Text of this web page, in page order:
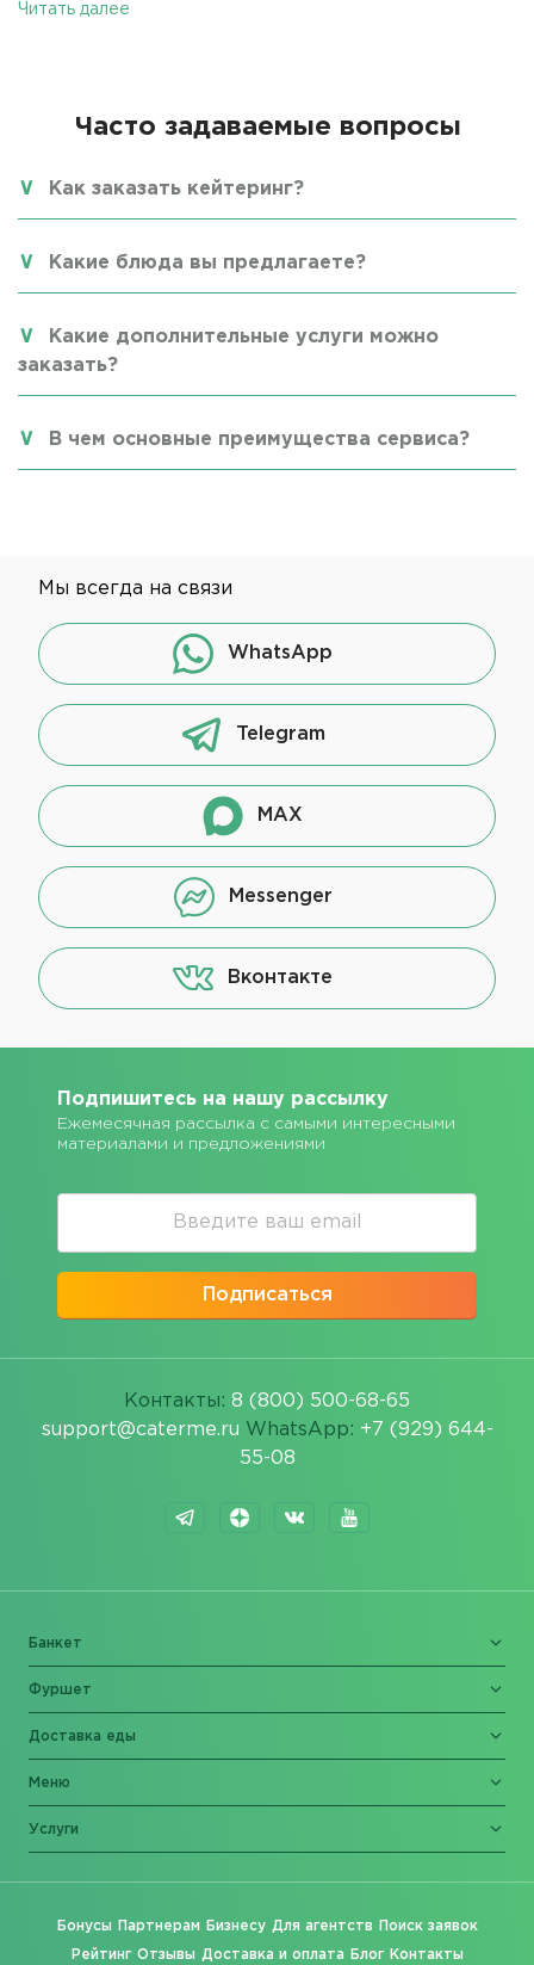
Читать далее
Часто задаваемые вопросы
Как заказать кейтеринг?
Какие блюда вы предлагаете?
Какие дополнительные услуги можно
заказать?
В чем основные преимущества сервиса?
Мы всегда на связи
WhatsApp
Telegram
MAX
Messenger
Вконтакте
Подпишитесь на нашу рассылку
Ежемесячная рассылка с самыми интересными
материалами и предложениями
Подписаться
Контакты: 8 (800) 500-68-65
support@caterme.ru WhatsApp: +7 (929) 644-
55-08
Банкет
Фуршет
Доставка еды
Меню
Услуги
Бонусы Партнерам Бизнесу Для агентств Поиск заявок
Рейтинг Отзывы Доставка и оплата Блог Контакты